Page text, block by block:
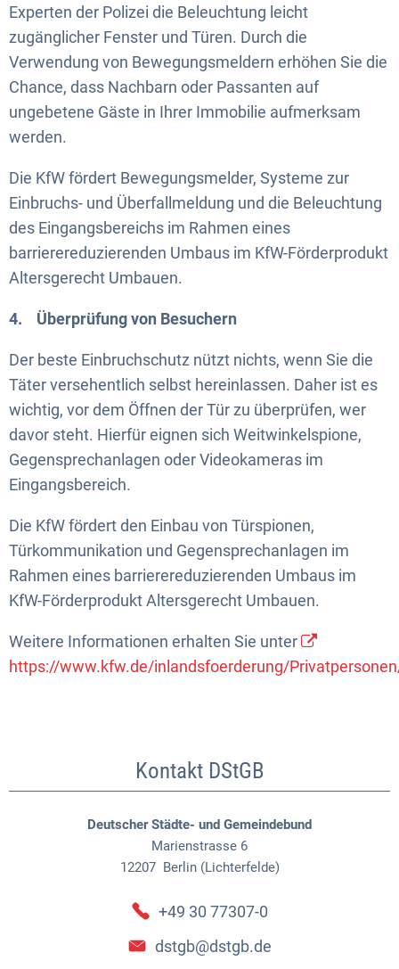
Experten der Polizei die Beleuchtung leicht
zugänglicher Fenster und Türen. Durch die
Verwendung von Bewegungsmeldern erhöhen Sie die
Chance, dass Nachbarn oder Passanten auf
ungebetene Gäste in Ihrer Immobilie aufmerksam
werden.
Die KfW fördert Bewegungsmelder, Systeme zur
Einbruchs- und Überfallmeldung und die Beleuchtung
des Eingangsbereichs im Rahmen eines
barrierereduzierenden Umbaus im KfW-Förderprodukt
Altersgerecht Umbauen.
4. Überprüfung von Besuchern
Der beste Einbruchschutz nützt nichts, wenn Sie die
Täter versehentlich selbst hereinlassen. Daher ist es
wichtig, vor dem Öffnen der Tür zu überprüfen, wer
davor steht. Hierfür eignen sich Weitwinkelspione,
Gegensprechanlagen oder Videokameras im
Eingangsbereich.
Die KfW fördert den Einbau von Türspionen,
Türkommunikation und Gegensprechanlagen im
Rahmen eines barrierereduzierenden Umbaus im
KfW-Förderprodukt Altersgerecht Umbauen.
Weitere Informationen erhalten Sie unter
https://www.kfw.de/inlandsfoerderung/
Kontakt DStGB
Deutscher Städte- und Gemeindebund
Marienstrasse 6
12207 Berlin (Lichterfelde)
+49 30 77307-0
dstgb@dstgb.de